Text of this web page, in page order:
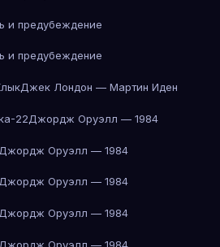
и предубеждение
и предубеждение
Джек Лондон — Мартин Иден
22Джордж Оруэлл — 1984
Джордж Оруэлл — 1984
Оруэлл — 1984
Оруэлл — 1984